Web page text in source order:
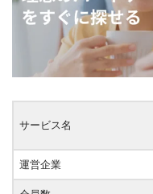
サービス名
運営企業